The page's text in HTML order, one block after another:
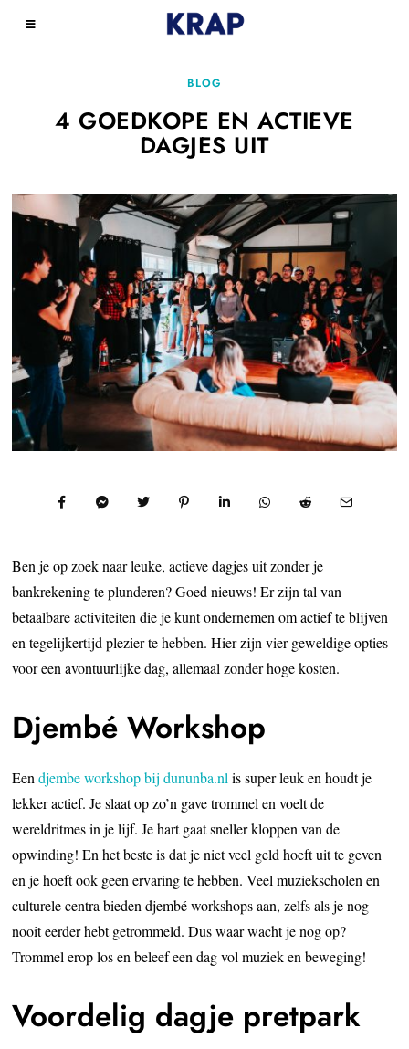
BLOG
4 GOEDKOPE EN ACTIEVE
DAGJES UIT
Ben je op zoek naar leuke, actieve dagjes uit zonder je
bankrekening te plunderen? Goed nieuws! Er zijn tal van
betaalbare activiteiten die je kunt ondernemen om actief te blijven
en tegelijkertijd plezier te hebben. Hier zijn vier geweldige opties
voor een avontuurlijke dag, allemaal zonder hoge kosten.
Djembé Workshop
Eendjembe workshop bij dununba.nl is super leuk en houdt je
lekker actief. Je slaat op zo’n gave trommel en voelt de
wereldritmes in je lijf. Je hart gaat sneller kloppen van de
opwinding! En het beste is dat je niet veel geld hoeft uit te geven
en je hoeft ook geen ervaring te hebben. Veel muziekscholen en
culturele centra bieden djembé workshops aan, zelfs als je nog
nooit eerder hebt getrommeld. Dus waar wacht je nog op?
Trommel erop los en beleef een dag vol muziek en beweging!
Voordelig dagje pretpark